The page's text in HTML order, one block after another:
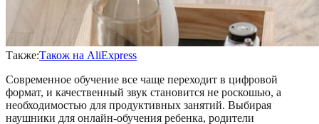
Также:Також на AliExpress
Современное обучение все чаще переходит в цифровой
формат, и качественный звук становится не роскошью, а
необходимостью для продуктивных занятий. Выбирая
наушники для онлайн-обучения ребенка, родители